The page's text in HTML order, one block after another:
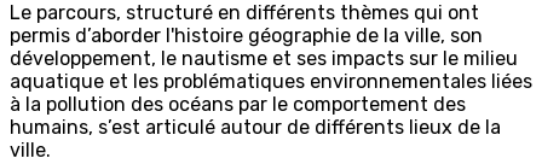
Le parcours, structuré en différents thèmes qui ont
permis d’aborder l'histoire géographie de la ville, son
développement, le nautisme et ses impacts sur le milieu
aquatique et les problématiques environnementales liées
à la pollution des océans par le comportement des
humains, s’est articulé autour de différents lieux de la
ville.